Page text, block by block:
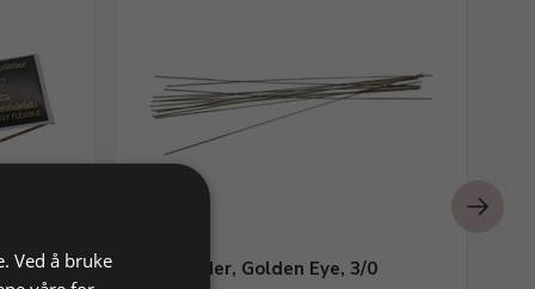
Sagblader, Golden Eye, 3/0
Ved å bruke